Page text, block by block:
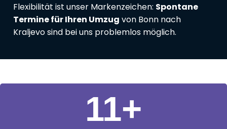
Flexibilität ist unser Markenzeichen: Spontane
Termine für Ihren Umzug von Bonn nach
Kraljevo sind bei uns problemlos möglich.
11+